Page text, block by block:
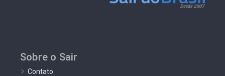
Sobre o Sair
Contato